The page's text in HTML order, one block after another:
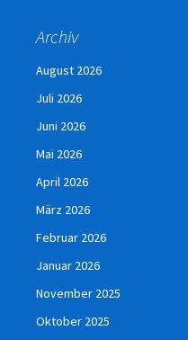
Archiv
August 2026
Juli 2026
Juni 2026
Mai 2026
April 2026
März 2026
Februar 2026
Januar 2026
November 2025
Oktober 2025